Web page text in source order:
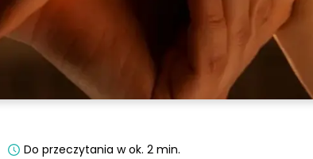
Do przeczytania w ok. 2 min.